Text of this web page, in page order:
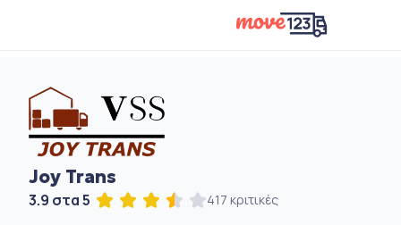
Joy Trans
3.9 στα 5 417 κριτικές